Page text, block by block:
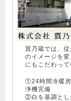
質乃蔵では、従
のイメージを
にもこだわって
①24時間冷暖
浄機完備
②白を基調とし